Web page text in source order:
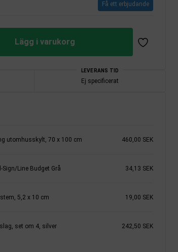
Få ett erbjudande
Lägg i varukorg
LEVERANS TID
Ej specificerat
utomhusskylt, 70 x 100 cm 460,00 SEK
Sign/Line Budget Grå 34,13 SEK
5,2 x 10 cm 19,00 SEK
set om 4, silver 242,50 SEK